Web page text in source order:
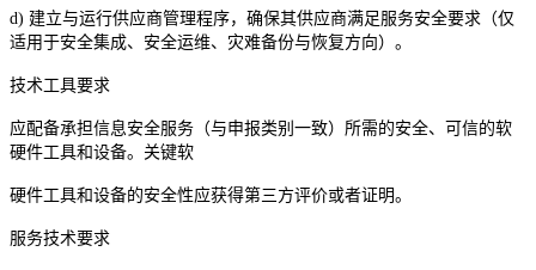
d) 建立与运行供应商管理程序，确保其供应商满足服务安全要求（仅
适用于安全集成、安全运维、灾难备份与恢复方向）。
技术工具要求
应配备承担信息安全服务（与申报类别一致）所需的安全、可信的软
硬件工具和设备。关键软
硬件工具和设备的安全性应获得第三方评价或者证明。
服务技术要求